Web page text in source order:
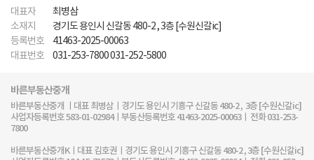
대표자
최병삼
소재지
경기도 용인시 신갈동 480-2 , 3층 [수원신갈ic]
등록번호
41463-2025-00063
대표번호
031-253-7800 031-252-5800
바른부동산중개
바른부동산중개 ㅣ대표 최병삼ㅣ경기도 용인시 기흥구 신갈동 480-2 , 3층 [수원신갈ic]
사업자등록번호 583-01-02984ㅣ부동산등록번호 41463-2025-00063ㅣ 전화 031-253-
7800
바른부동산중개Kㅣ대표 김호권ㅣ경기도 용인시 기흥구 신갈동 480-2 , 3층 [수원신갈ic]